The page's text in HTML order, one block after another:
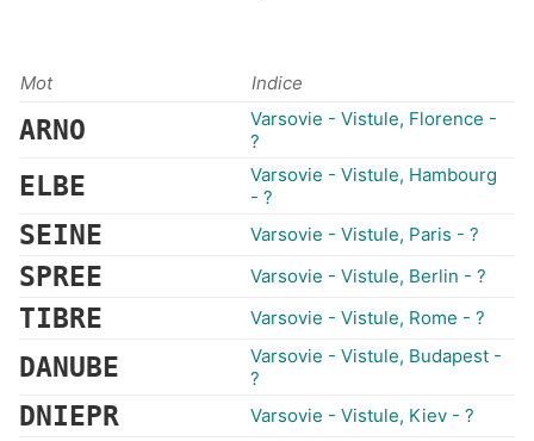
Mot Indice
ARNO
Varsovie - Vistule, Florence -
?
ELBE
Varsovie - Vistule, Hambourg
- ?
SEINE Varsovie - Vistule, Paris - ?
SPREE Varsovie - Vistule, Berlin - ?
TIBRE Varsovie - Vistule, Rome - ?
DANUBE
Varsovie - Vistule, Budapest -
?
DNIEPR Varsovie - Vistule, Kiev - ?